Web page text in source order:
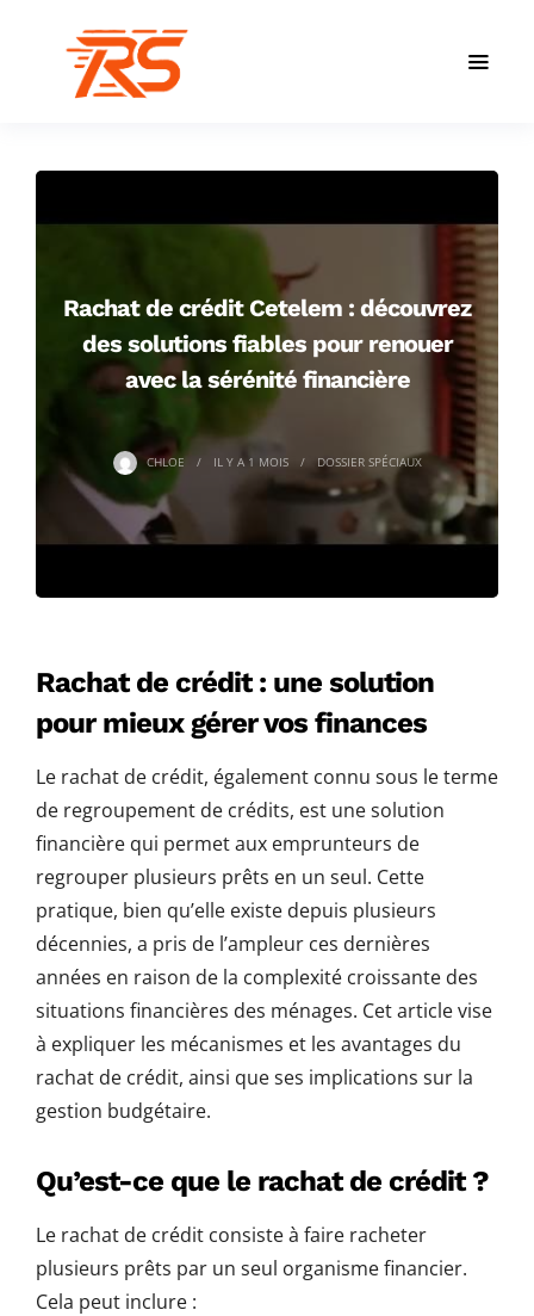
Rachat de crédit Cetelem : découvrez
des solutions fiables pour renouer
avec la sérénité financière
CHLOE IL Y A 1 MOIS DOSSIER SPÉCIAUX
Rachat de crédit : une solution
pour mieux gérer vos finances
Le rachat de crédit, également connu sous le terme
de regroupement de crédits, est une solution
financière qui permet aux emprunteurs de
regrouper plusieurs prêts en un seul. Cette
pratique, bien qu’elle existe depuis plusieurs
décennies, a pris de l’ampleur ces dernières
années en raison de la complexité croissante des
situations financières des ménages. Cet article vise
à expliquer les mécanismes et les avantages du
rachat de crédit, ainsi que ses implications sur la
gestion budgétaire.
Qu’est-ce que le rachat de crédit ?
Le rachat de crédit consiste à faire racheter
plusieurs prêts par un seul organisme financier.
Cela peut inclure :